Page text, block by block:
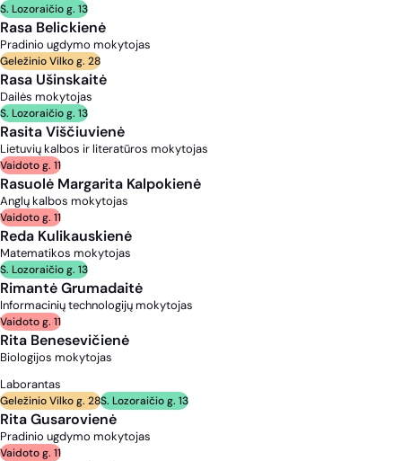
S. Lozoraičio g. 13
Rasa Belickienė
Pradinio ugdymo mokytojas
Geležinio Vilko g. 28
Rasa Ušinskaitė
Dailės mokytojas
S. Lozoraičio g. 13
Rasita Viščiuvienė
Lietuvių kalbos ir literatūros mokytojas
Vaidoto g. 11
Rasuolė Margarita Kalpokienė
Anglų kalbos mokytojas
Vaidoto g. 11
Reda Kulikauskienė
Matematikos mokytojas
S. Lozoraičio g. 13
Rimantė Grumadaitė
Informacinių technologijų mokytojas
Vaidoto g. 11
Rita Benesevičienė
Biologijos mokytojas
Laborantas
Geležinio Vilko g. 28S. Lozoraičio g. 13
Rita Gusarovienė
Pradinio ugdymo mokytojas
Vaidoto g. 11